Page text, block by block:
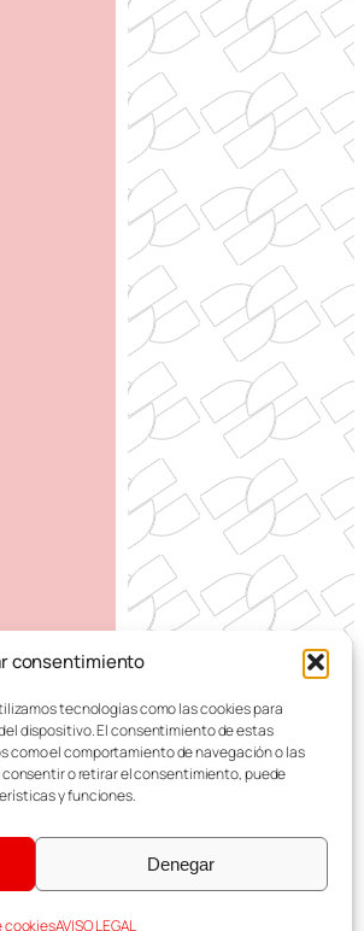
consentimiento
tecnologías como las cookies para
dispositivo. El consentimiento de estas
como el comportamiento de navegación o las
o retirar el consentimiento, puede
y funciones.
Denegar
cookiesAVISO LEGAL
femenino indistintamente.